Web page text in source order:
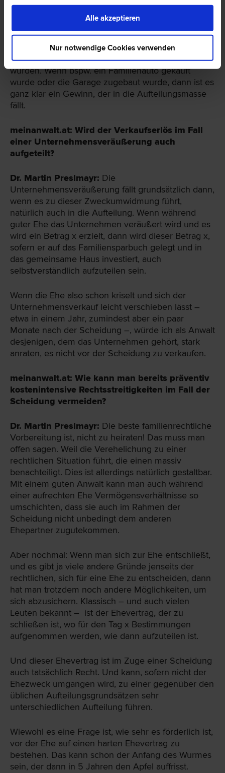
Alle akzeptieren
Nur notwendige Cookies verwenden
worden ist. Entnommene Gewinne fallen nur dann
in die Aufteilungsmasse, wenn der
Unternehmensgewinn in die ehelichen Ersparnisse
zweckumgewidmet wurde, weil sie zu
unternehmensfremden Zwecken verwendetet
wurden. Wenn bspw. ein Familienauto gekauft
wurde oder die Garage zugebaut wurde, dann ist es
ganz klar ein Gewinn, der in die Aufteilungsmasse
fällt.
meinanwalt.at: Wird der Verkaufserlös im Fall
einer Unternehmensveräußerung auch
aufgeteilt?
Dr. Martin Preslmayr: Die
Unternehmensveräußerung fällt grundsätzlich dann,
wenn es zu dieser Zweckumwidmung führt,
natürlich auch in die Aufteilung. Wenn während
guter Ehe das Unternehmen veräußert wird und es
wird ein Betrag x erzielt, dann wird dieser Betrag x,
sofern er auf das Familiensparbuch gelegt und in
das gemeinsame Haus investiert, auch
selbstverständlich aufzuteilen sein.
Wenn die Ehe also schon kriselt und sich der
Unternehmensverkauf leicht verschieben lässt –
etwa in einem Jahr, zumindest aber ein paar
Monate nach der Scheidung –, würde ich als Anwalt
desjenigen, dem das Unternehmen gehört, stark
anraten, es nicht vor der Scheidung zu verkaufen.
meinanwalt.at: Wie kann man bereits präventiv
kostenintensive Rechtsstreitigkeiten im Fall der
Scheidung vermeiden?
Dr. Martin Preslmayr: Die beste familienrechtliche
Vorbereitung ist, nicht zu heiraten! Das muss man
offen sagen. Weil die Verehelichung zu einer
rechtlichen Situation führt, die einen massiv
benachteiligt. Dies ist allerdings natürlich gestaltbar.
Mit einem guten Anwalt kann man auch während
einer aufrechten Ehe Vermögensverhältnisse so
umschichten, dass sie auch im Rahmen der
Scheidung nicht unbedingt dem anderen
Ehepartner zugutekommen.
Aber nochmal: Wenn man sich zur Ehe entschließt,
und es gibt ja viele andere Gründe jenseits der
rechtlichen, sich für eine Ehe zu entscheiden, dann
hat man trotzdem noch andere Möglichkeiten, um
sich abzusichern. Klassisch – und auch vielen
Leuten bekannt – ist der Ehevertrag, der zu
schließen ist, wo für den Tag x Bestimmungen
aufgenommen werden, wie dann aufzuteilen ist.
Und dieser Ehevertrag ist im Zuge einer Scheidung
auch tatsächlich Recht. Und kann, sofern nicht der
Ehezweck umgangen wird, zu einer gegenüber den
üblichen Aufteilungsgrundsätzen sehr
unterschiedlichen Aufteilung führen.
Wiewohl es eine Frage ist, wie sehr es förderlich ist,
vor der Ehe auf einen harten Ehevertrag zu
bestehen. Das kann schon der Anfang des Wurmes
sein, der dann in 5 Jahren den Apfel auffrisst.